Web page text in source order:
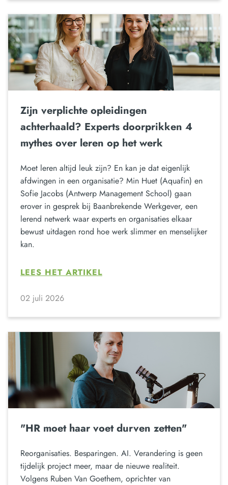
Zijn verplichte opleidingen
achterhaald? Experts doorprikken 4
mythes over leren op het werk
Moet leren altijd leuk zijn? En kan je dat eigenlijk
afdwingen in een organisatie? Min Huet (Aquafin) en
Sofie Jacobs (Antwerp Management School) gaan
erover in gesprek bij Baanbrekende Werkgever, een
lerend netwerk waar experts en organisaties elkaar
bewust uitdagen rond hoe werk slimmer en menselijker
kan.
LEES HET ARTIKEL
02 juli 2026
"HR moet haar voet durven zetten"
Reorganisaties. Besparingen. AI. Verandering is geen
tijdelijk project meer, maar de nieuwe realiteit.
Volgens Ruben Van Goethem, oprichter van